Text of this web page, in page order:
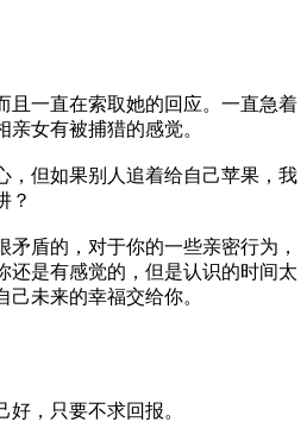
一直在索取她的回应。一直急着
女有被捕猎的感觉。
但如果别人追着给自己苹果，我
？
盾的，对于你的一些亲密行为，
还是有感觉的，但是认识的时间太
未来的幸福交给你。
，只要不求回报。